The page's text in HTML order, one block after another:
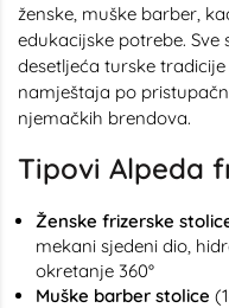
ženske, muške barber,
edukacijske potrebe. Sve
desetljeća turske
namještaja po
njemačkih brendova.
Tipovi Alpeda
Ženske frizerske
mekani sjedeni dio,
okretanje 360°
Muške barber stolice